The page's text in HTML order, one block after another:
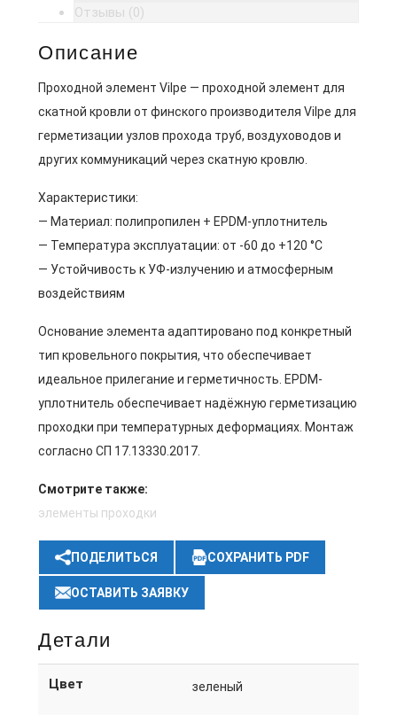
Отзывы (0)
Описание
Проходной элемент Vilpe — проходной элемент для
скатной кровли от финского производителя Vilpe для
герметизации узлов прохода труб, воздуховодов и
других коммуникаций через скатную кровлю.
Характеристики:
— Материал: полипропилен + EPDM-уплотнитель
— Температура эксплуатации: от -60 до +120 °C
— Устойчивость к УФ-излучению и атмосферным
воздействиям
Основание элемента адаптировано под конкретный
тип кровельного покрытия, что обеспечивает
идеальное прилегание и герметичность. EPDM-
уплотнитель обеспечивает надёжную герметизацию
проходки при температурных деформациях. Монтаж
согласно СП 17.13330.2017.
Смотрите также:
элементы проходки
ПОДЕЛИТЬСЯ СОХРАНИТЬ PDF
ОСТАВИТЬ ЗАЯВКУ
Детали
Цвет зеленый